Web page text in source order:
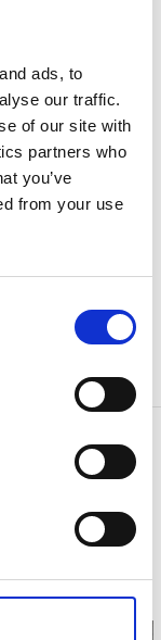
ads, to
our traffic.
of our site with
partners who
you’ve
from your use
centrum och
unikt utformade